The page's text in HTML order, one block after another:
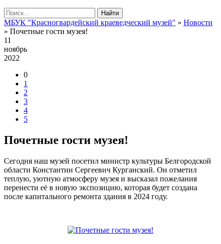
Найти
МБУК "Красногвардейский краеведческий музей" » Новости
» Почетные гости музея!
11
ноябрь
2022
0
1
2
3
4
5
Почетные гости музея!
Сегодня наш музей посетил министр культуры Белгородской
области Константин Сергеевич Курганский. Он отметил
теплую, уютную атмосферу музея и высказал пожелания
перенести её в новую экспозицию, которая будет создана
после капитального ремонта здания в 2024 году.